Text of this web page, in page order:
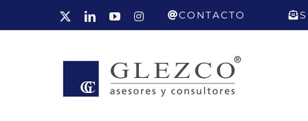
LinkedInYouTubeInstagramCONTACTO